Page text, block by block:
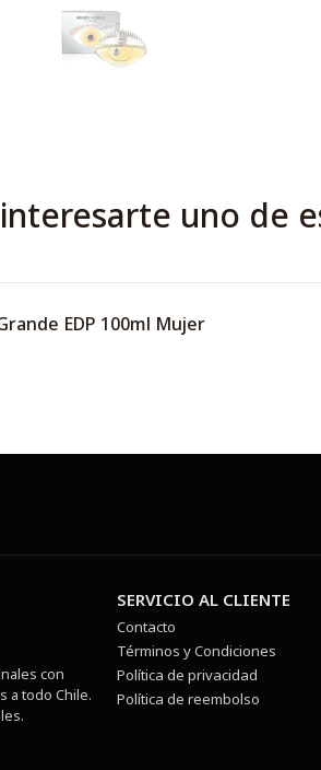
uno de
EDP 100ml Mujer
con
a todo Chile.
SERVICIO AL CLIENTE
Contacto
Términos y Condiciones
Política de privacidad
Política de reembolso